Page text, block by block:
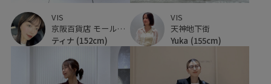
VIS
京阪百貨店 モール京橋店
ティナ (152cm)
VIS
天神地下街
Yuka (155cm)